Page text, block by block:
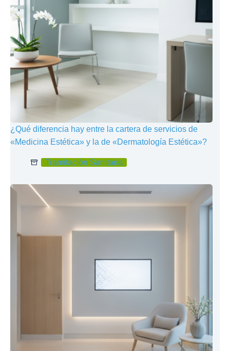
¿Qué diferencia hay entre la cartera de servicios de
«Medicina Estética» y la de «Dermatología Estética»?
Tramitación Sanitaria